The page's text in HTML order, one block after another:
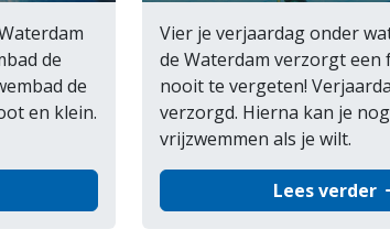
de
de
en klein.
Vier je verjaardag onder
de Waterdam verzorgt een
nooit te vergeten!
verzorgd. Hierna kan je
vrijzwemmen als je wilt.
Lees verder